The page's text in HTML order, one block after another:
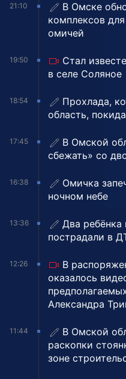
21:10
В Омске
комплексов
омичей
19:50
Стал
в селе Соляное
18:54
Прохлада,
область,
17:45
В Омской
сбежать» со
16:38
Омичка
ночном небе
13:36
Два ребёнка
пострадали в
12:26
В
оказалось
Александра
11:44
В Омской
раскопки
зоне